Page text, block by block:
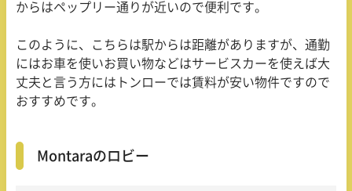
からはペップリー通りが近いので便利です。
このように、こちらは駅からは距離がありますが、通勤
にはお車を使いお買い物などはサービスカーを使えば大
丈夫と言う方にはトンローでは賃料が安い物件ですので
おすすめです。
Montaraのロビー